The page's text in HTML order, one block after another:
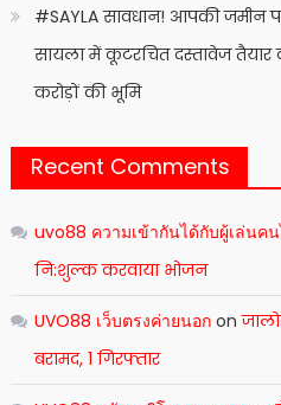
#SAYLA सावधान! आपकी जमीन
सायला में कूटरचित दस्तावेज तैयार
करोड़ों की भूमि
Recent Comments
uvo88 ความเข้ากันได้กับผู้เล่นค
नि:शुल्क करवाया भोजन
UVO88 เว็บตรงค่ายนอกon
बरामद, 1 गिरफ्तार